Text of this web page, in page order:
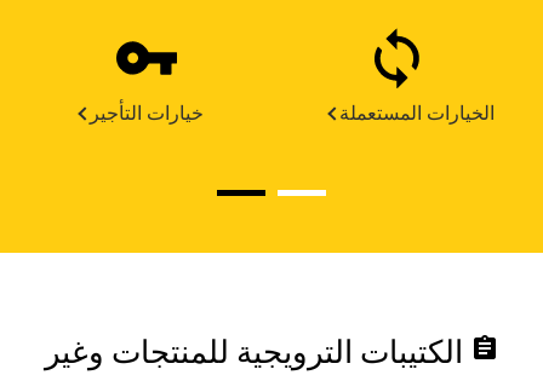
خيارات التأجير الخيارات المستعملة
assignment الكتيبات الترويجية للمنتجات وغير